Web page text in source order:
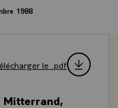
1988
le .pdf
Mitterrand,